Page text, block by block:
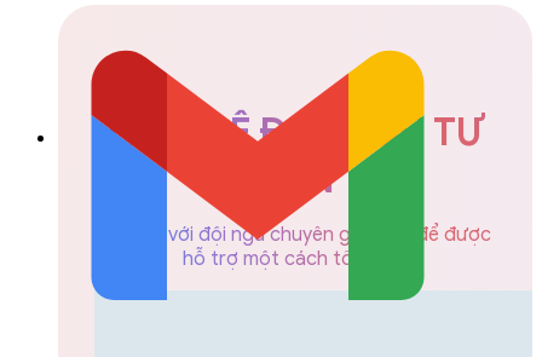
LIÊN HỆ ĐỘI NGŨ TƯ
VẤN
Liên hệ với đội ngũ chuyên gia GCS để được
hỗ trợ một cách tốt nhất